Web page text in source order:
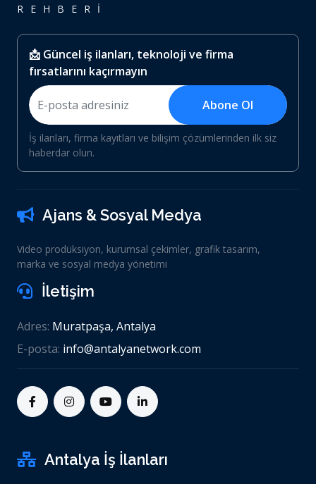
REHBERİ
📩 Güncel iş ilanları, teknoloji ve firma
fırsatlarını kaçırmayın
Abone Ol
İş ilanları, firma kayıtları ve bilişim çözümlerinden ilk siz
haberdar olun.
Ajans & Sosyal Medya
Video prodüksiyon, kurumsal çekimler, grafik tasarım,
marka ve sosyal medya yönetimi
İletişim
Adres: Muratpaşa, Antalya
E-posta: info@antalyanetwork.com
Antalya İş İlanları